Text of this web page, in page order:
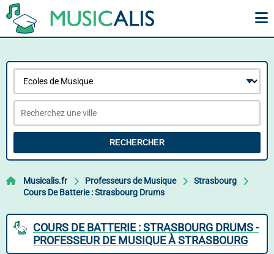
RECHERCHER
Musicalis.fr Professeurs de Musique
Strasbourg
Cours De Batterie : Strasbourg Drums
COURS DE BATTERIE : STRASBOURG DRUMS -
PROFESSEUR DE MUSIQUE À STRASBOURG